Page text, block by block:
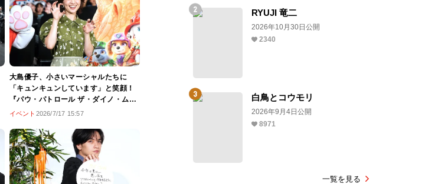
大島優子、小さいマーシャルたちに
「キュンキュンしています」と笑顔！
『パウ・パトロール ザ・ダイノ・ムー
ビー』日本最速親子試写会でパウ・パ
イベント 2026/7/17 15:57
RYUJI 竜二
2026年10月30日公開
2340
白鳥とコウモリ
2026年9月4日公開
8971
一覧を見る